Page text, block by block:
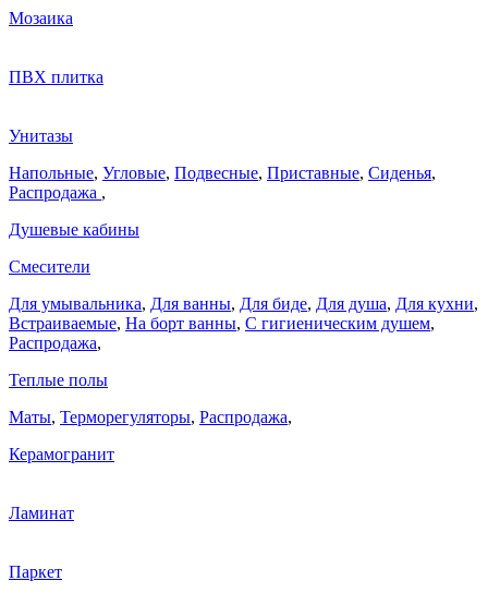
Мозаика
ПВХ плитка
Унитазы
Напольные, Угловые, Подвесные, Приставные, Сиденья,
Распродажа ,
Душевые кабины
Смесители
Для умывальника, Для ванны, Для биде, Для душа, Для кухни,
Встраиваемые, На борт ванны, C гигиеническим душем,
Распродажа,
Теплые полы
Маты, Терморегуляторы, Распродажа,
Керамогранит
Ламинат
Паркет